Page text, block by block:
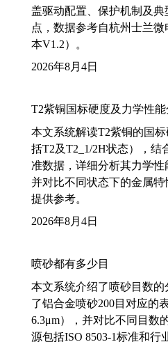
盖驱动配置、保护机制及
点，数据参考自杭州士兰
本V1.2）。
2026年8月4日
T2紫铜国标硬度及力学性
本文系统解读T2紫铜的国
括T2及T2_1/2H状态），结
准数据，详细分析其力学性
并对比不同状态下的金属
提供参考。
2026年8月4日
喷砂都有多少目
本文系统介绍了喷砂目数
了铝合金喷砂200目对应的
6.3μm），并对比不同目数
源包括ISO 8503-1标准和行